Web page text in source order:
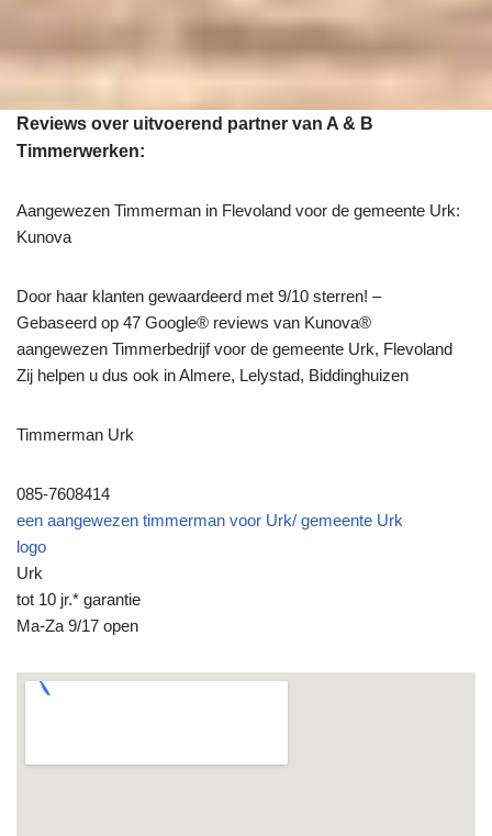
Reviews over uitvoerend partner van A & B
Timmerwerken:
Aangewezen Timmerman in Flevoland voor de gemeente Urk:
Kunova
Door haar klanten gewaardeerd met 9/10 sterren! –
Gebaseerd op 47 Google® reviews van Kunova®
aangewezen Timmerbedrijf voor de gemeente Urk, Flevoland
Zij helpen u dus ook in Almere, Lelystad, Biddinghuizen
Timmerman Urk
085-7608414
een aangewezen timmerman voor Urk/ gemeente Urk
logo
Urk
tot 10 jr.* garantie
Ma-Za 9/17 open